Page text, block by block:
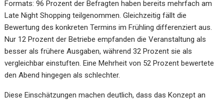
Formats: 96 Prozent der Befragten haben bereits mehrfach am
Late Night Shopping teilgenommen. Gleichzeitig fällt die
Bewertung des konkreten Termins im Frühling differenziert aus.
Nur 12 Prozent der Betriebe empfanden die Veranstaltung als
besser als frühere Ausgaben, während 32 Prozent sie als
vergleichbar einstuften. Eine Mehrheit von 52 Prozent bewertete
den Abend hingegen als schlechter.
Diese Einschätzungen machen deutlich, dass das Konzept an